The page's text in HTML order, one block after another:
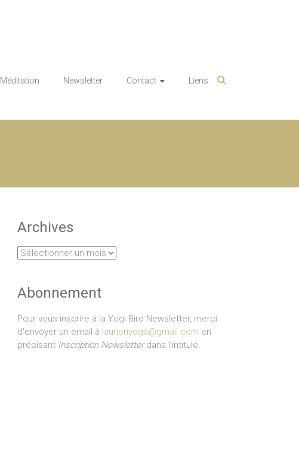
Méditation Newsletter Contact Liens
Archives
Archives
Abonnement
Pour vous inscrire à la Yogi Bird Newsletter, merci
d'envoyer un email à laurionyoga@gmail.com en
précisant Inscription Newsletterdans l'intitulé.